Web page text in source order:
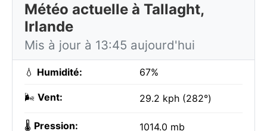
Météo actuelle à Tallaght,
Irlande
Mis à jour à 13:45 aujourd'hui
💧 Humidité: 67%
🌬️ Vent: 29.2 kph (282°)
🌡️ Pression: 1014.0 mb